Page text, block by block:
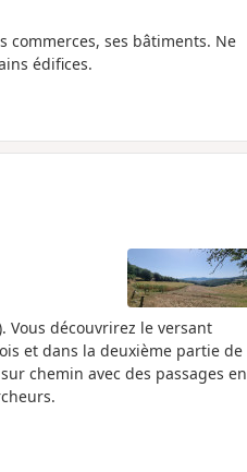
ses bâtiments. Ne
édifices.
Vous découvrirez le versant
et dans la deuxième partie de
chemin avec des passages en